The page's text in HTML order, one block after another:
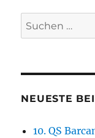
Suchen
nach:
NEUESTE
10. QS